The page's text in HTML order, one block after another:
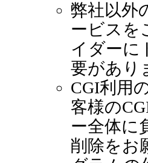
弊社以外
ービスを
イダーに
要があり
CGI利用
客様の
ー全体に
削除をお